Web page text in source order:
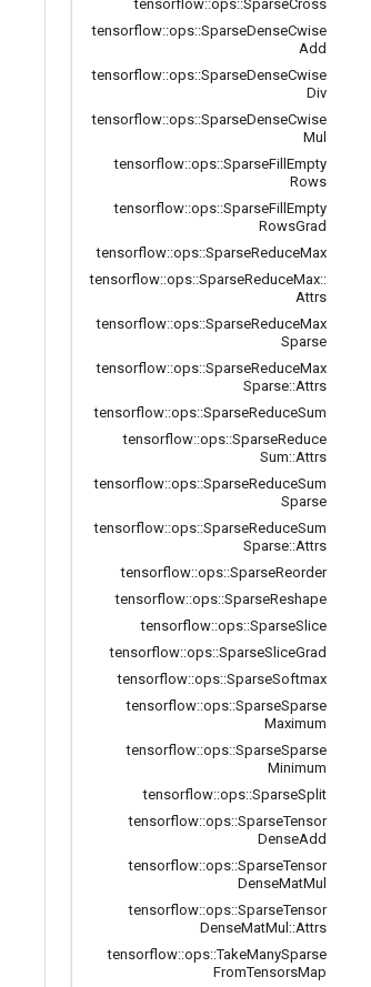
tensorflow::ops::SparseCross
tensorflow::ops::SparseDenseCwise
Add
tensorflow::ops::SparseDenseCwise
Div
tensorflow::ops::SparseDenseCwise
Mul
tensorflow::ops::SparseFill Empty
Rows
tensorflow::ops::SparseFill Empty
RowsGrad
tensorflow::ops::SparseReduceMax
tensorflow::ops::SparseReduceMax::
Attrs
tensorflow::ops::SparseReduceMax
Sparse
tensorflow::ops::SparseReduceMax
Sparse::Attrs
tensorflow::ops::SparseReduceSum
tensorflow::ops::SparseReduce
Sum::Attrs
tensorflow::ops::SparseReduceSum
Sparse
tensorflow::ops::SparseReduceSum
Sparse::Attrs
tensorflow::ops::SparseReorder
tensorflow::ops::SparseReshape
tensorflow::ops::SparseSlice
tensorflow::ops::SparseSliceGrad
tensorflow::ops::SparseSoftmax
tensorflow::ops::SparseSparse
Maximum
tensorflow::ops::SparseSparse
Minimum
tensorflow::ops::SparseSplit
tensorflow::ops::SparseTensor
DenseAdd
tensorflow::ops::SparseTensor
DenseMatMul
tensorflow::ops::SparseTensor
DenseMatMul ::Attrs
tensorflow::ops::TakeManySparse
FromTensorsMap